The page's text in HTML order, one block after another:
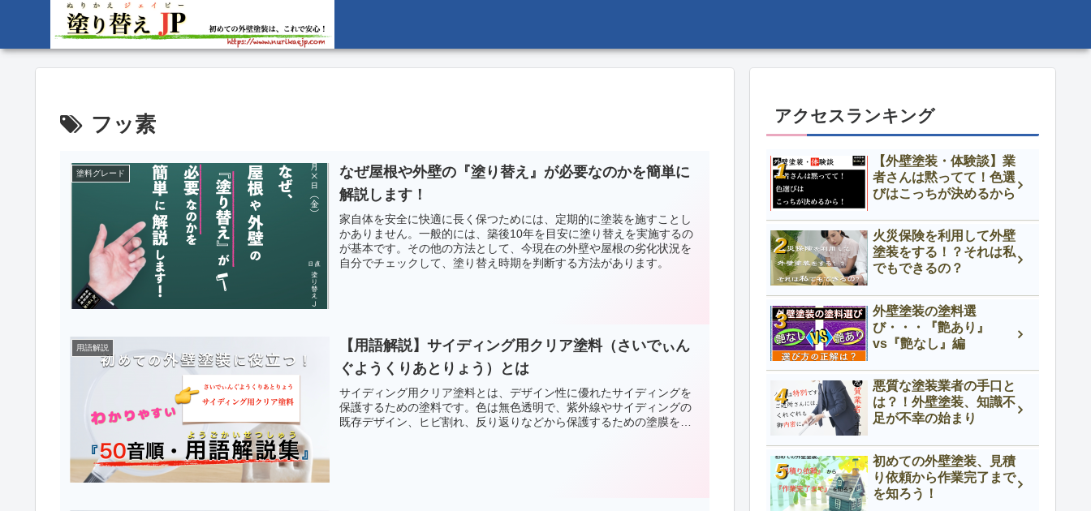
フッ素
塗料グレード
なぜ屋根や外壁の『塗り替え』が必要なのかを簡単に
解説します！
家自体を安全に快適に長く保つためには、定期的に塗装を施すことし
かありません。一般的には、築後10年を目安に塗り替えを実施するの
が基本です。その他の方法として、今現在の外壁や屋根の劣化状況を
自分でチェックして、塗り替え時期を判断する方法があります。
用語解説
【用語解説】サイディング用クリア塗料（さいでぃん
ぐようくりあとりょう）とは
サイディング用クリア塗料とは、デザイン性に優れたサイディングを
保護するための塗料です。色は無色透明で、紫外線やサイディングの
既存デザイン、ヒビ割れ、反り返りなどから保護するための塗膜を…
アクセスランキング
【外壁塗装・体験談】業
者さんは黙ってて！色選
びはこっちが決めるから
火災保険を利用して外壁
塗装をする！？それは私
でもできるの？
外壁塗装の塗料選
び・・・『艶あり』
vs『艶なし』編
悪質な塗装業者の手口と
は？！外壁塗装、知識不
足が不幸の始まり
初めての外壁塗装、見積
り依頼から作業完了まで
を知ろう！